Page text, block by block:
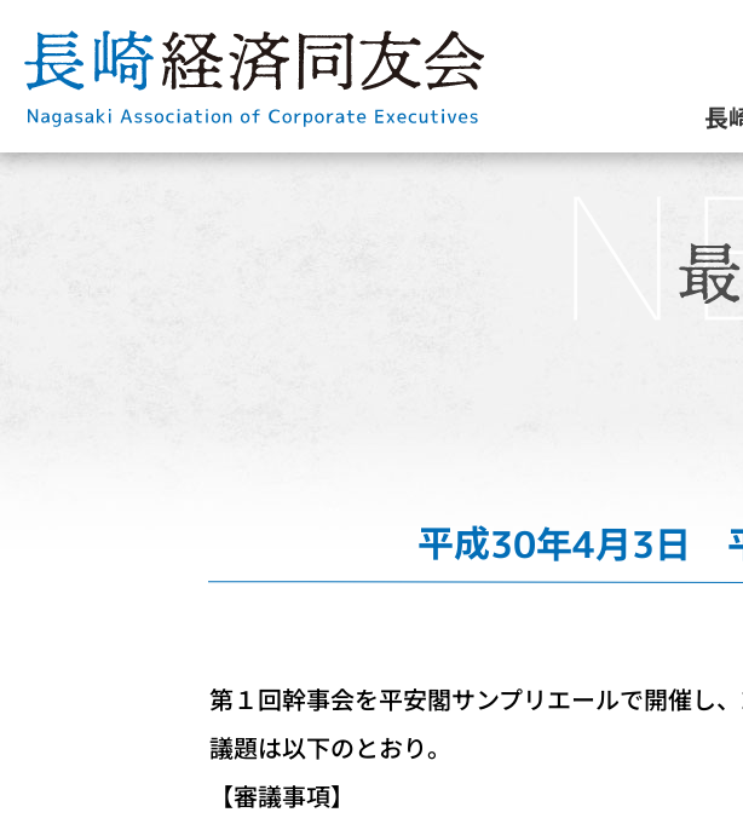
長
平成30年4月3日
第１回幹事会を平安閣サンプリエールで開催し
議題は以下のとおり。
【審議事項】